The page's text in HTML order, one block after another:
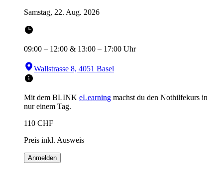
Samstag, 22. Aug. 2026
09:00 – 12:00 & 13:00 – 17:00 Uhr
Wallstrasse 8, 4051 Basel
Mit dem BLINK eLearning machst du den Nothilfekurs in
nur einem Tag.
110 CHF
Preis inkl. Ausweis
Anmelden